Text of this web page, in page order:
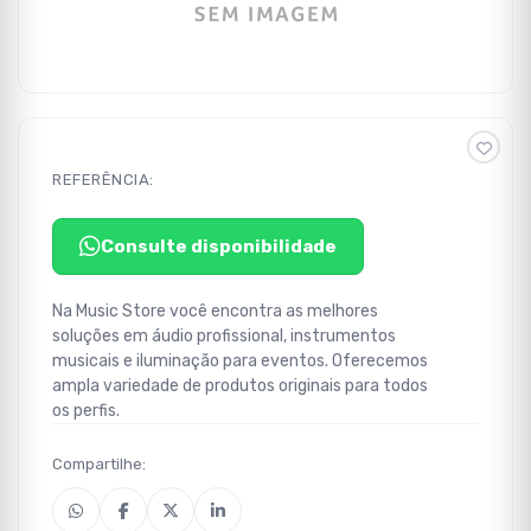
REFERÊNCIA:
Consulte disponibilidade
Na Music Store você encontra as melhores
soluções em áudio profissional, instrumentos
musicais e iluminação para eventos. Oferecemos
ampla variedade de produtos originais para todos
os perfis.
Compartilhe: